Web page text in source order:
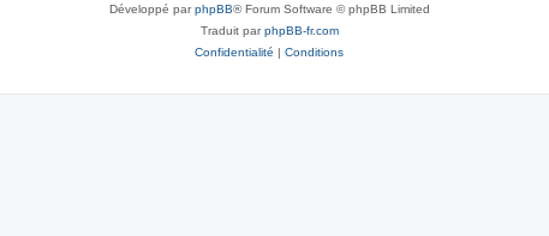
Développé parphpBB® Forum Software © phpBB Limited
Traduit parphpBB-fr.com
Confidentialité | Conditions